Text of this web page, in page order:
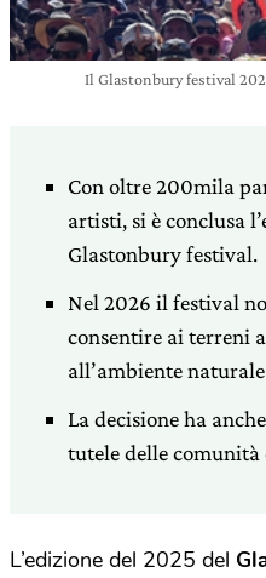
Il Glastonbury festival
Con oltre 200mila
artisti, si è conclusa
Glastonbury festival.
Nel 2026 il festival
consentire ai terreni
all’ambiente
La decisione ha
tutele delle
L’edizione del 2025 del